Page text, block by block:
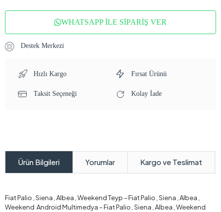
WHATSAPP İLE SİPARİŞ VER
Destek Merkezi
Hızlı Kargo Fırsat Ürünü
Taksit Seçeneği Kolay İade
Ürün Bilgileri Yorumlar Kargo ve Teslimat
Fiat Palio , Siena , Albea , Weekend Teyp – Fiat Palio , Siena , Albea ,
Weekend Android Multimedya – Fiat Palio , Siena , Albea , Weekend